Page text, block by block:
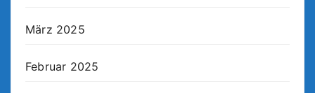
März 2025
Februar 2025